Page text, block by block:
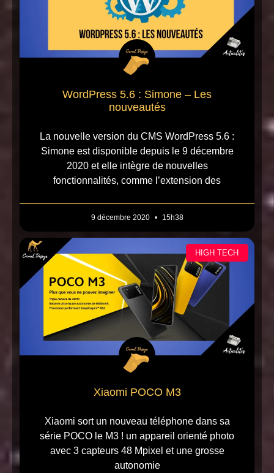
WordPress 5.6 : Simone – Les
nouveautés
La nouvelle version du CMS WordPress 5.6 :
Simone est disponible depuis le 9 décembre
2020 et elle intègre de nouvelles
fonctionnalités, comme l’extension des
9 décembre 2020 15h38
HIGH TECH
Xiaomi POCO M3
Xiaomi sort un nouveau téléphone dans sa
série POCO le M3 ! un appareil orienté photo
avec 3 capteurs 48 Mpixel et une grosse
autonomie